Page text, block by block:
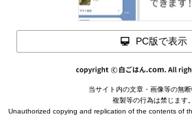
PC版で表示
当サイト内の文章・画像等の無
複製等の行為は禁じます。
Unauthorized copying and replication of the contents of